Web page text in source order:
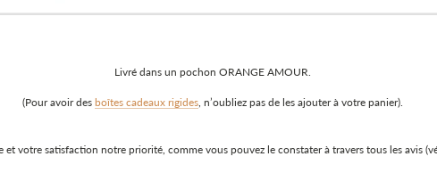
Livré dans un pochon ORANGE AMOUR.
(Pour avoir des boîtes cadeaux rigides, n’oubliez pas de les ajouter à votre panier).
et votre satisfaction notre priorité, comme vous pouvez le constater à travers tous les avis